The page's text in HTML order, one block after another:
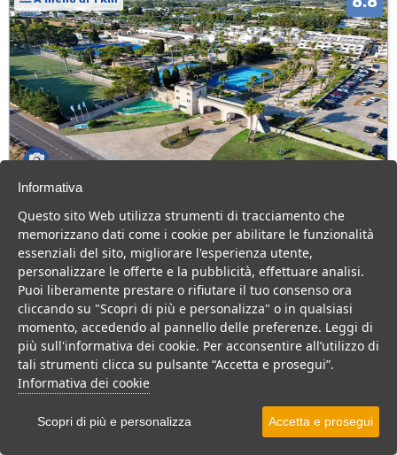
Puglia > Salento > Melendugno > Torre dell'Orso
170 Camere
Resort 4 stelle a Torre dell'Orso, Centro benessere, impianti
sportivi e tanta animazione, per una vacanza in famiglia.
Villaggio Resort Hotel
VEDI SU MAPPA
Informativa
Questo sito Web utilizza strumenti di tracciamento che
memorizzano dati come i cookie per abilitare le funzionalità
essenziali del sito, migliorare l'esperienza utente,
personalizzare le offerte e la pubblicità, effettuare analisi.
Puoi liberamente prestare o rifiutare il tuo consenso ora
cliccando su "Scopri di più e personalizza" o in qualsiasi
momento, accedendo al pannello delle preferenze. Leggi di
più sull'informativa dei cookie. Per acconsentire all’utilizzo di
tali strumenti clicca su pulsante “Accetta e prosegui”.
Informativa dei cookie
Scopri di più e personalizza Accetta e prosegui